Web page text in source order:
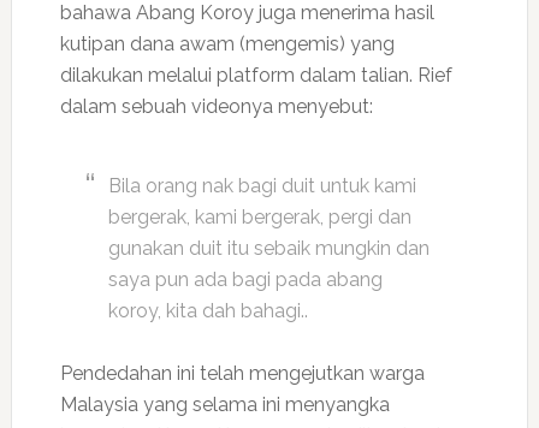
bahawa Abang Koroy juga menerima hasil
kutipan dana awam (mengemis) yang
dilakukan melalui platform dalam talian. Rief
dalam sebuah videonya menyebut:
Bila orang nak bagi duit untuk kami
bergerak, kami bergerak, pergi dan
gunakan duit itu sebaik mungkin dan
saya pun ada bagi pada abang
koroy, kita dah bahagi..
Pendedahan ini telah mengejutkan warga
Malaysia yang selama ini menyangka